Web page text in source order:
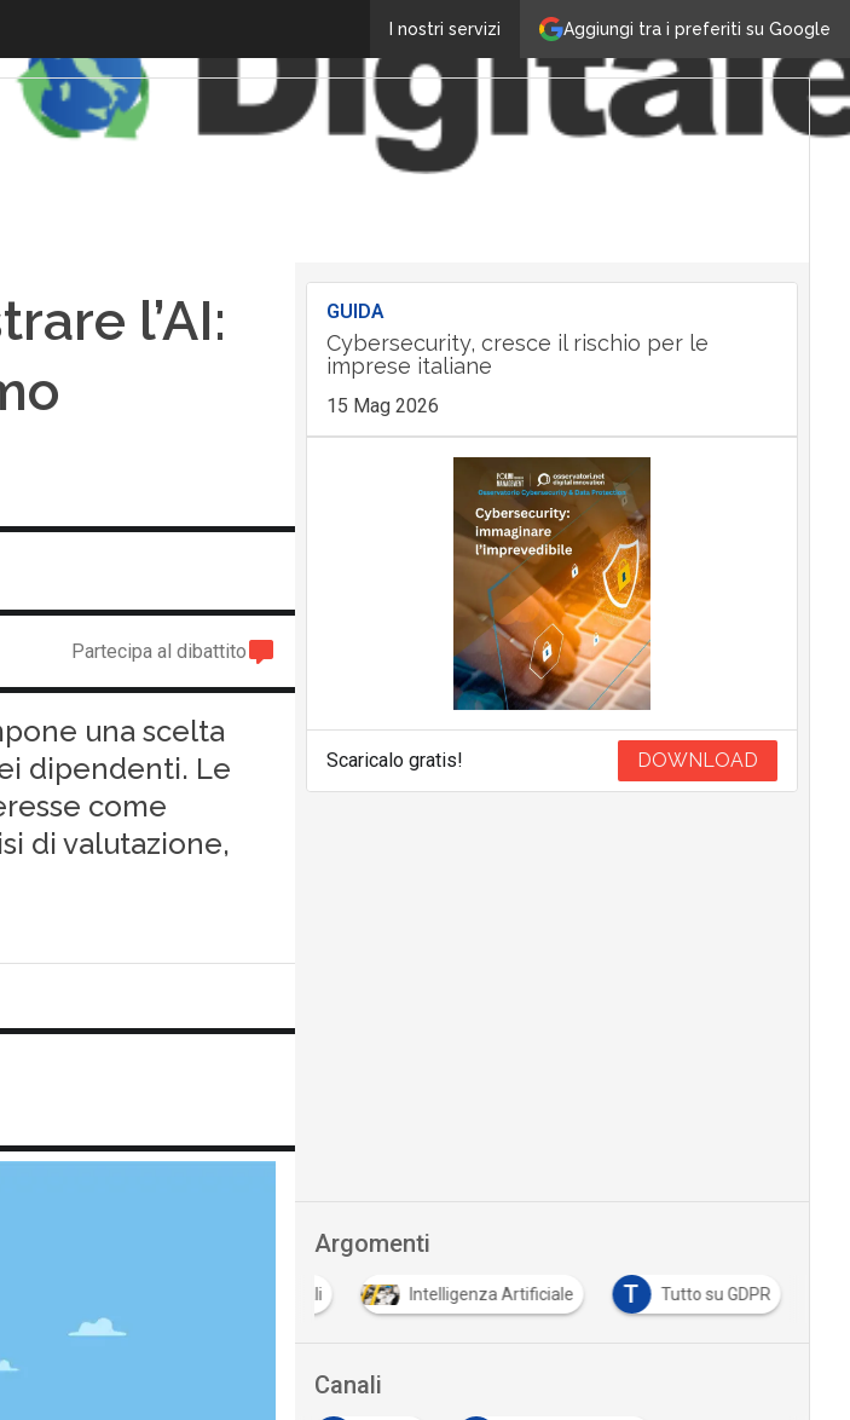
Aggiungi tra i preferiti su Google
I nostri servizi
l’AI:
Partecipa al dibattito
una scelta
dipendenti. Le
come
di valutazione,
GUIDA
Cybersecurity, cresce il rischio per le
imprese italiane
15 Mag 2026
Scaricalo gratis! DOWNLOAD
Argomenti
dati personali Intelligenza Artificiale T Tutto su GDPR
Canali